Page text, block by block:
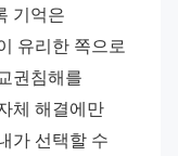
기억은
유리한 쪽으로
권침해를
체 해결에만
가 선택할 수